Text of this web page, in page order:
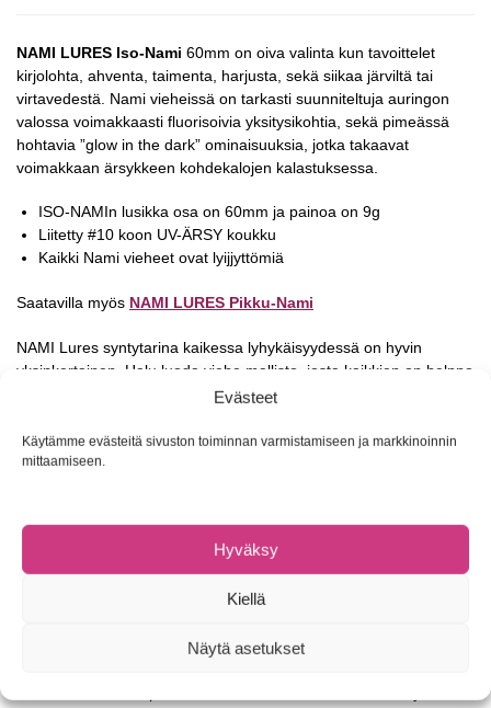
Evästeet
Käytämme evästeitä sivuston toiminnan varmistamiseen ja markkinoinnin
mittaamiseen.
Hyväksy
Kiellä
Näytä asetukset
NAMI LURES Iso-Nami 60mm on oiva valinta kun tavoittelet
kirjolohta, ahventa, taimenta, harjusta, sekä siikaa järviltä tai
virtavedestä. Nami vieheissä on tarkasti suunniteltuja auringon
valossa voimakkaasti fluorisoivia yksitysikohtia, sekä pimeässä
hohtavia ”glow in the dark” ominaisuuksia, jotka takaavat
voimakkaan ärsykkeen kohdekalojen kalastuksessa.
ISO-NAMIn lusikka osa on 60mm ja painoa on 9g
Liitetty #10 koon UV-ÄRSY koukku
Kaikki Nami vieheet ovat lyijjyttömiä
Saatavilla myös NAMI LURES Pikku-Nami
NAMI Lures syntytarina kaikessa lyhykäisyydessä on hyvin
yksinkertainen. Halu luoda viehe mallisto, josta kaikkien on helppo
nauttia, yksinkertainen viehe jonka teho puhuu puolestaan.
kalastajalta liikaa. Lusikka uistin uittaa itse itseään. NAMI
vieheiden värimaailmasta vastaa kolminkertainen
viehättävät petokaloja. Vaikka Mikko ei olekaan viehekalastaja, on
uistinten testiryhmä saanut ällistyttäviä tuloksia NAMI Lures
vieheillä niin, ahvenen, kirjolohen, taimenen sekä harjuksen
kalastuksessa. Vieheissä on auringon valossa voimakkaasti
menty niin pitkälle, että jopa koukusta on tehty osa uistinta